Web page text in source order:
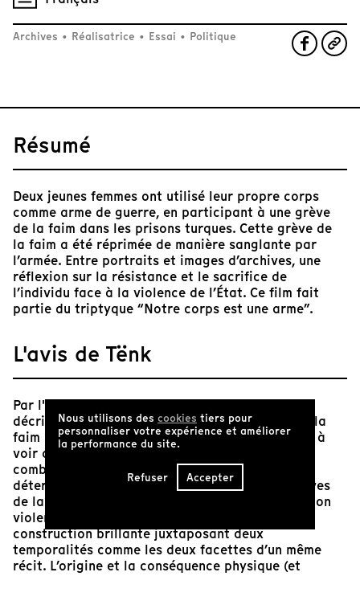
Archives • Réalisatrice • Essai • Politique
Résumé
Deux jeunes femmes ont utilisé leur propre corps
comme arme de guerre, en participant à une grève
de la faim dans les prisons turques. Cette grève de
la faim a été réprimée de manière sanglante par
l’armée. Entre portraits et images d’archives, une
réflexion sur la résistance et le sacrifice de
l’individu face à la violence de l’État. Ce film fait
partie du triptyque “Notre corps est une arme”.
L'avis de Tënk
Par l'interrogation frontale de deux rescapées
décrivant les terribles séquelles d’une grève de la
faim menée en prison, Clarisse Hahn nous donne à
voir dans ce court film un portrait saisissant du
combat politique et de la mise à l'épreuve de sa
détermination. Par le montage d'images d’archives
de la télévision turque témoignant de l’arrestation
violente de militants kurdes, le film élabore une
construction brillante juxtaposant deux
temporalités comme les deux facettes d’un même
récit. L’origine et la conséquence physique (et
Nous utilisons des cookies tiers pour
personnaliser votre expérience et améliorer
la performance du site.
Refuser Accepter